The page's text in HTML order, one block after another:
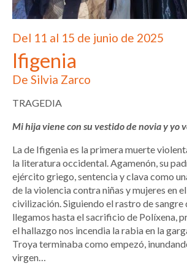
Del 11 al 15 de junio de 2025
Ifigenia
De Silvia Zarco
TRAGEDIA
Mi hija viene con su vestido de novia y yo
La de Ifigenia es la primera muerte
la literatura occidental. Agamenón, su
ejército griego, sentencia y clava como
de la violencia contra niñas y mujeres en
civilización. Siguiendo el rastro de sangre
llegamos hasta el sacrificio de Políxena,
el hallazgo nos incendia la rabia en la
Troya terminaba como empezó,
virgen…